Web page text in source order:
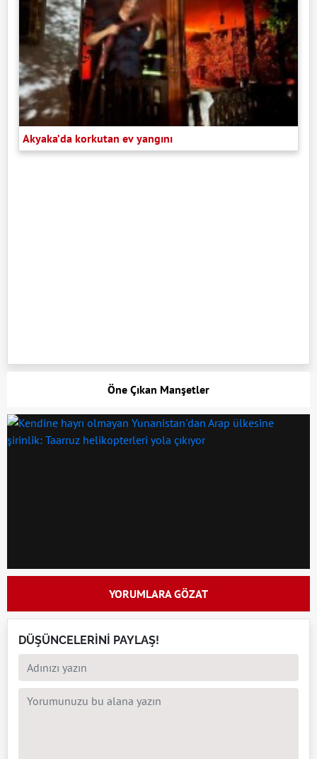
Akyaka’da korkutan ev yangını
Öne Çıkan Manşetler
YORUMLARA GÖZAT
DÜŞÜNCELERİNİ PAYLAŞ!